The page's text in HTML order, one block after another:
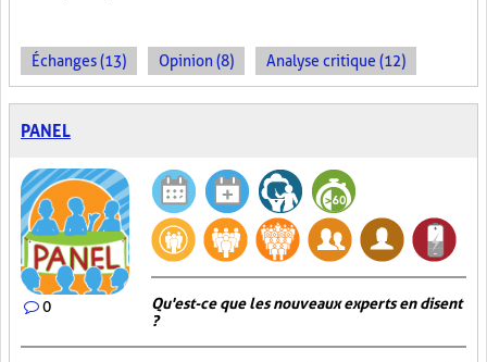
Échanges (13) Opinion (8) Analyse critique (12)
PANEL
0
Qu'est-ce que les nouveaux experts en disent
?